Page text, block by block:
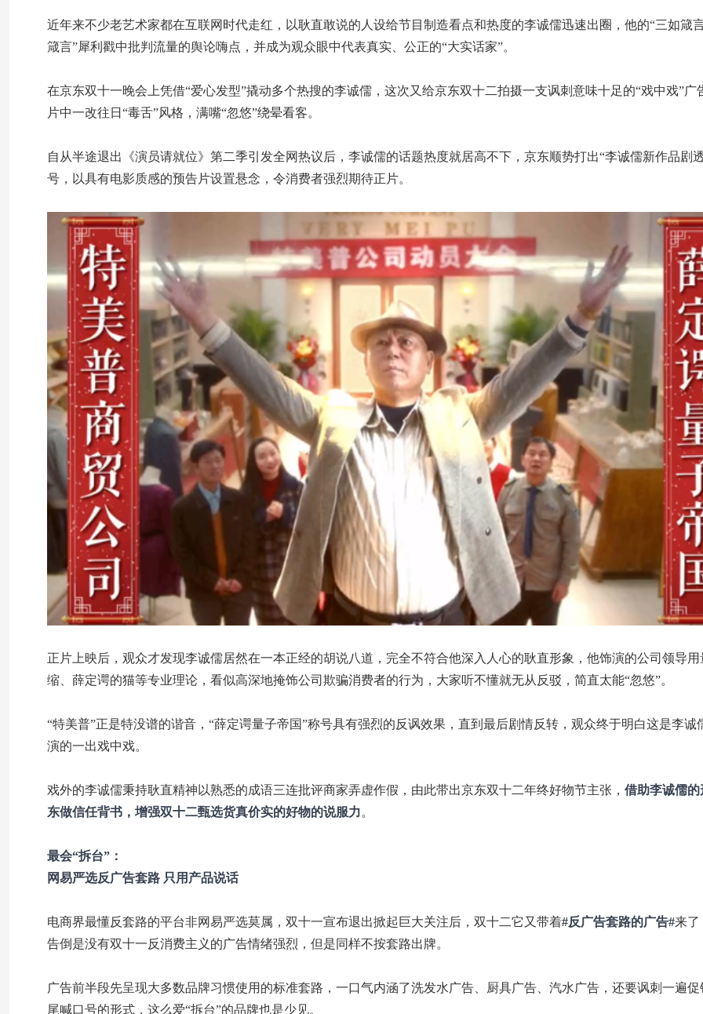
近年来不少老艺术家都在互联网时代走红，以耿直敢说的人设给节目制造看点和热度的李诚儒迅速出圈，他的“三如箴
箴言”犀利戳中批判流量的舆论嗨点，并成为观众眼中代表真实、公正的“大实话家”。
在京东双十一晚会上凭借“爱心发型”撬动多个热搜的李诚儒，这次又给京东双十二拍摄一支讽刺意味十足的“戏中戏”广
片中一改往日“毒舌”风格，满嘴“忽悠”绕晕看客。
自从半途退出《演员请就位》第二季引发全网热议后，李诚儒的话题热度就居高不下，京东顺势打出“李诚儒新作品剧
号，以具有电影质感的预告片设置悬念，令消费者强烈期待正片。
正片上映后，观众才发现李诚儒居然在一本正经的胡说八道，完全不符合他深入人心的耿直形象，他饰演的公司领导用
缩、薛定谔的猫等专业理论，看似高深地掩饰公司欺骗消费者的行为，大家听不懂就无从反驳，简直太能“忽悠”。
“特美普”正是特没谱的谐音，“薛定谔量子帝国”称号具有强烈的反讽效果，直到最后剧情反转，观众终于明白这是李诚
演的一出戏中戏。
戏外的李诚儒秉持耿直精神以熟悉的成语三连批评商家弄虚作假，由此带出京东双十二年终好物节主张， 借助李诚儒的
东做信任背书，增强双十二甄选货真价实的好物的说服力。
最会“拆台”：
网易严选反广告套路 只用产品说话
电商界最懂反套路的平台非网易严选莫属，双十一宣布退出掀起巨大关注后，双十二它又带着#反广告套路的广告#来了
告倒是没有双十一反消费主义的广告情绪强烈，但是同样不按套路出牌。
广告前半段先呈现大多数品牌习惯使用的标准套路，一口气内涵了洗发水广告、厨具广告、汽水广告，还要讽刺一遍
尾喊口号的形式，这么爱“拆台”的品牌也是少见。